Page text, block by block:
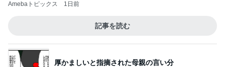
Amebaトピックス 1日前
記事を読む
厚かましいと指摘された母親の言い分